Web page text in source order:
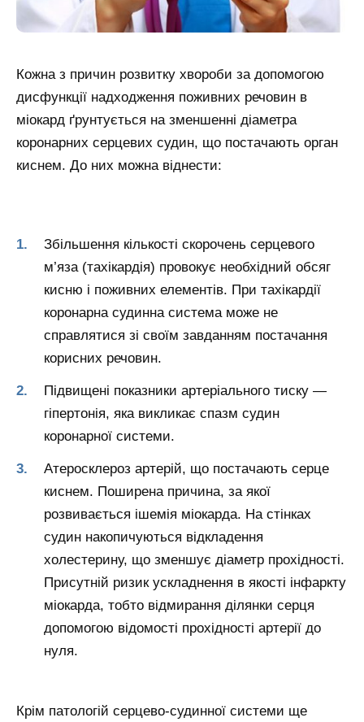
Кожна з причин розвитку хвороби за допомогою
дисфункції надходження поживних речовин в
міокард ґрунтується на зменшенні діаметра
коронарних серцевих судин, що постачають орган
киснем. До них можна віднести:
Збільшення кількості скорочень серцевого
м’яза (тахікардія) провокує необхідний обсяг
кисню і поживних елементів. При тахікардії
коронарна судинна система може не
справлятися зі своїм завданням постачання
корисних речовин.
Підвищені показники артеріального тиску —
гіпертонія, яка викликає спазм судин
коронарної системи.
Атеросклероз артерій, що постачають серце
киснем. Поширена причина, за якої
розвивається ішемія міокарда. На стінках
судин накопичуються відкладення
холестерину, що зменшує діаметр прохідності.
Присутній ризик ускладнення в якості інфаркту
міокарда, тобто відмирання ділянки серця
допомогою відомості прохідності артерії до
нуля.
Крім патологій серцево-судинної системи ще